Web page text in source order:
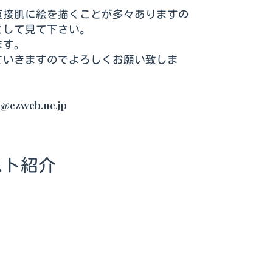
肌に絵を描くことが多々ありますの
て見て下さい。
。
きますのでよろしくお願い致しま
紹介